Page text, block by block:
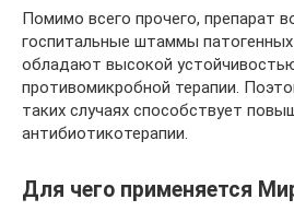
Помимо всего прочего, препарат
госпитальные штаммы
обладают высокой
противомикробной терапии.
таких случаях способствует
антибиотикотерапии.
Для чего применяется